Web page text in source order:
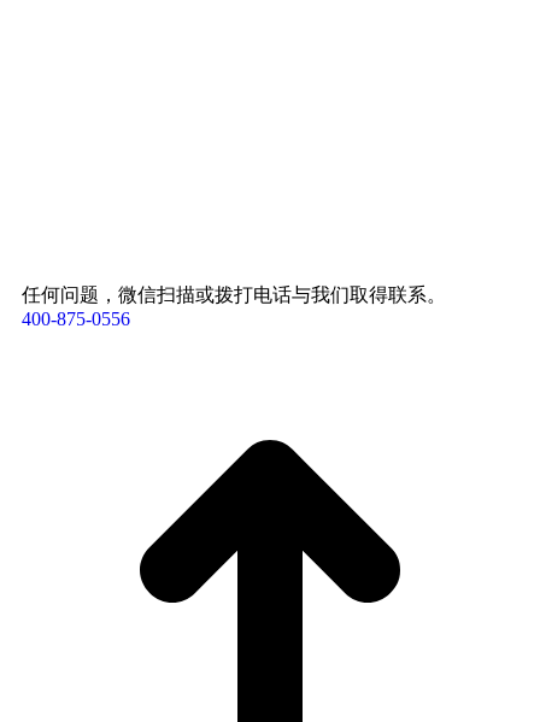
任何问题，微信扫描或拨打电话与我们取得联系。
400-875-0556​